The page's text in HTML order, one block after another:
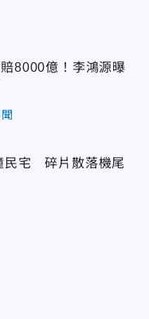
8000億！李鴻源曝
民宅 碎片散落機尾